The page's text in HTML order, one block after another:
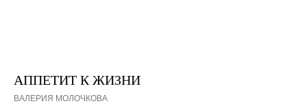
АППЕТИТ К ЖИЗНИ
ВАЛЕРИЯ МОЛОЧКОВА